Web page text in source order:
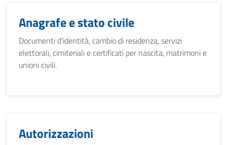
Anagrafe e stato civile
Documenti d’identità, cambio di residenza, servizi
elettorali, cimiteriali e certificati per nascita, matrimoni e
unioni civili.
Autorizzazioni